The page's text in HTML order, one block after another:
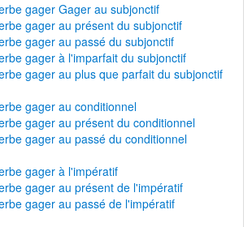
gager Gager au subjonctif
gager au présent du subjonctif
gager au passé du subjonctif
gager à l'imparfait du subjonctif
gager au plus que parfait du subjonctif
gager au conditionnel
gager au présent du conditionnel
gager au passé du conditionnel
gager à l'impératif
gager au présent de l'impératif
gager au passé de l'impératif